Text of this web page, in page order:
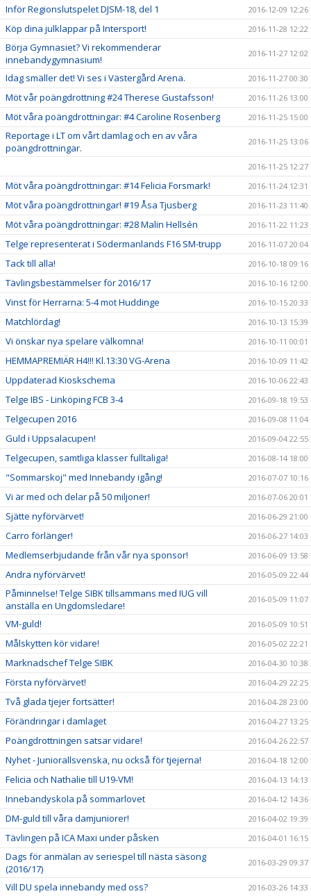
Inför Regionslutspelet DJSM-18, del 1 2016-12-09 12:26
Köp dina julklappar på Intersport! 2016-11-28 12:22
Börja Gymnasiet? Vi rekommenderar
innebandygymnasium!
2016-11-27 12:02
Idag smäller det! Vi ses i Västergård Arena. 2016-11-27 00:30
Möt vår poängdrottning #24 Therese Gustafsson! 2016-11-26 13:00
Möt våra poängdrottningar: #4 Caroline Rosenberg 2016-11-25 15:00
Reportage i LT om vårt damlag och en av våra
poängdrottningar.
2016-11-25 13:06
2016-11-25 12:27
Möt våra poängdrottningar: #14 Felicia Forsmark! 2016-11-24 12:31
Möt våra poängdrottningar! #19 Åsa Tjusberg 2016-11-23 11:40
Möt våra poängdrottningar: #28 Malin Hellsén 2016-11-22 11:23
Telge representerat i Södermanlands F16 SM-trupp 2016-11-07 20:04
Tack till alla! 2016-10-18 09:16
Tävlingsbestämmelser för 2016/17 2016-10-16 12:00
Vinst för Herrarna: 5-4 mot Huddinge 2016-10-15 20:33
Matchlördag! 2016-10-13 15:39
Vi önskar nya spelare välkomna! 2016-10-11 00:01
HEMMAPREMIÄR H4!!! Kl.13:30 VG-Arena 2016-10-09 11:42
Uppdaterad Kioskschema 2016-10-06 22:43
Telge IBS - Linköping FCB 3-4 2016-09-18 19:53
Telgecupen 2016 2016-09-08 11:04
Guld i Uppsalacupen! 2016-09-04 22:55
Telgecupen, samtliga klasser fulltaliga! 2016-08-14 18:00
"Sommarskoj" med Innebandy igång! 2016-07-07 10:16
Vi är med och delar på 50 miljoner! 2016-07-06 20:01
Sjätte nyförvärvet! 2016-06-29 21:00
Carro förlänger! 2016-06-27 14:03
Medlemserbjudande från vår nya sponsor! 2016-06-09 13:58
Andra nyförvärvet! 2016-05-09 22:44
Påminnelse! Telge SIBK tillsammans med IUG vill
anställa en Ungdomsledare!
2016-05-09 11:07
VM-guld! 2016-05-09 10:51
Målskytten kör vidare! 2016-05-02 22:21
Marknadschef Telge SIBK 2016-04-30 10:38
Första nyförvärvet! 2016-04-29 22:25
Två glada tjejer fortsätter! 2016-04-28 23:00
Förändringar i damlaget 2016-04-27 13:25
Poängdrottningen satsar vidare! 2016-04-26 22:57
Nyhet - Juniorallsvenska, nu också för tjejerna! 2016-04-18 12:00
Felicia och Nathalie till U19-VM! 2016-04-13 14:13
Innebandyskola på sommarlovet 2016-04-12 14:36
DM-guld till våra damjuniorer! 2016-04-02 19:39
Tävlingen på ICA Maxi under påsken 2016-04-01 16:15
Dags för anmälan av seriespel till nästa säsong
(2016/17)
2016-03-29 09:37
Vill DU spela innebandy med oss? 2016-03-26 14:33